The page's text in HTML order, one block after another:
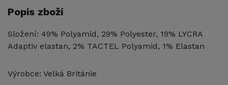
Popis zboží
Složení: 49% Polyamid, 29% Polyester, 19% LYCRA
Adaptiv elastan, 2% TACTEL Polyamid, 1% Elastan
Výrobce: Velká Británie